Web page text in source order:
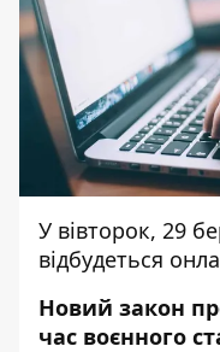
У вівторок, 29
відбудеться
Новий закон
час воєнного